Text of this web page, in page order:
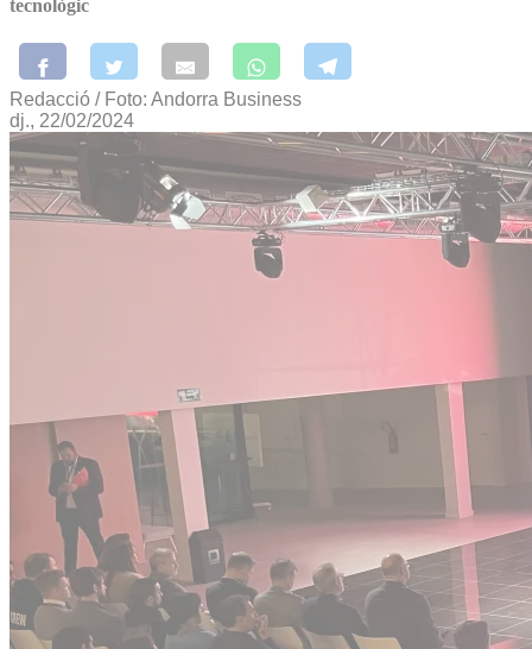
tecnològic
Redacció / Foto: Andorra Business
dj., 22/02/2024